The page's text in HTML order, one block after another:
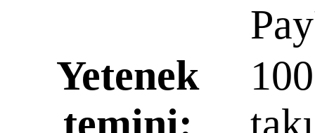
Yetenek